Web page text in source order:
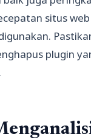
situs
plugin